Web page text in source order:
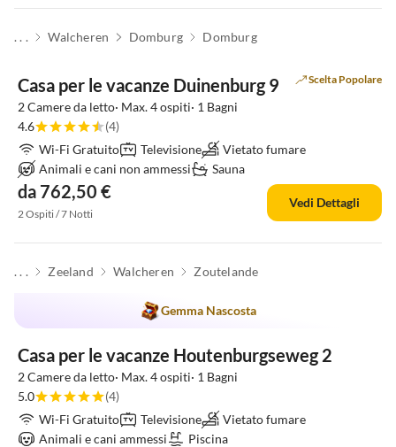
. . . Walcheren Domburg Domburg
Casa per le vacanze Duinenburg 9 Scelta Popolare
2 Camere da letto· Max. 4 ospiti· 1 Bagni
4.6
(4)
Wi-Fi Gratuito
Televisione
Vietato fumare
Animali e cani non ammessi
Sauna
da 762,50 €
2 Ospiti / 7 Notti
Vedi Dettagli
. . . Zeeland Walcheren Zoutelande
Gemma Nascosta
Casa per le vacanze Houtenburgseweg 2
2 Camere da letto· Max. 4 ospiti· 1 Bagni
5.0
(4)
Wi-Fi Gratuito
Televisione
Vietato fumare
Animali e cani ammessi
Piscina